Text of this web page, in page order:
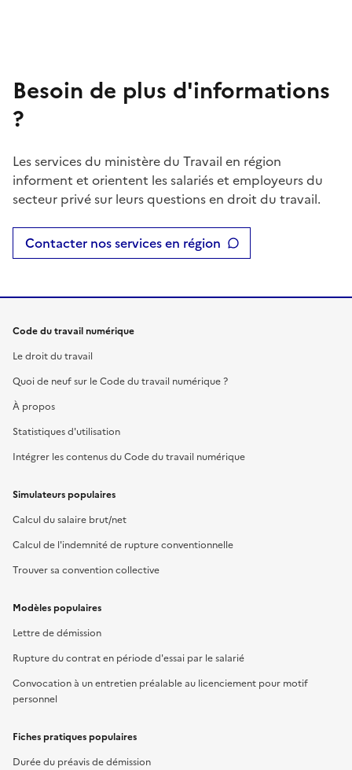
Besoin de plus d'informations
?
Les services du ministère du Travail en région
informent et orientent les salariés et employeurs du
secteur privé sur leurs questions en droit du travail.
Contacter nos services en région
Code du travail numérique
Le droit du travail
Quoi de neuf sur le Code du travail numérique ?
À propos
Statistiques d'utilisation
Intégrer les contenus du Code du travail numérique
Simulateurs populaires
Calcul du salaire brut/net
Calcul de l'indemnité de rupture conventionnelle
Trouver sa convention collective
Modèles populaires
Lettre de démission
Rupture du contrat en période d'essai par le salarié
Convocation à un entretien préalable au licenciement pour motif
personnel
Fiches pratiques populaires
Durée du préavis de démission